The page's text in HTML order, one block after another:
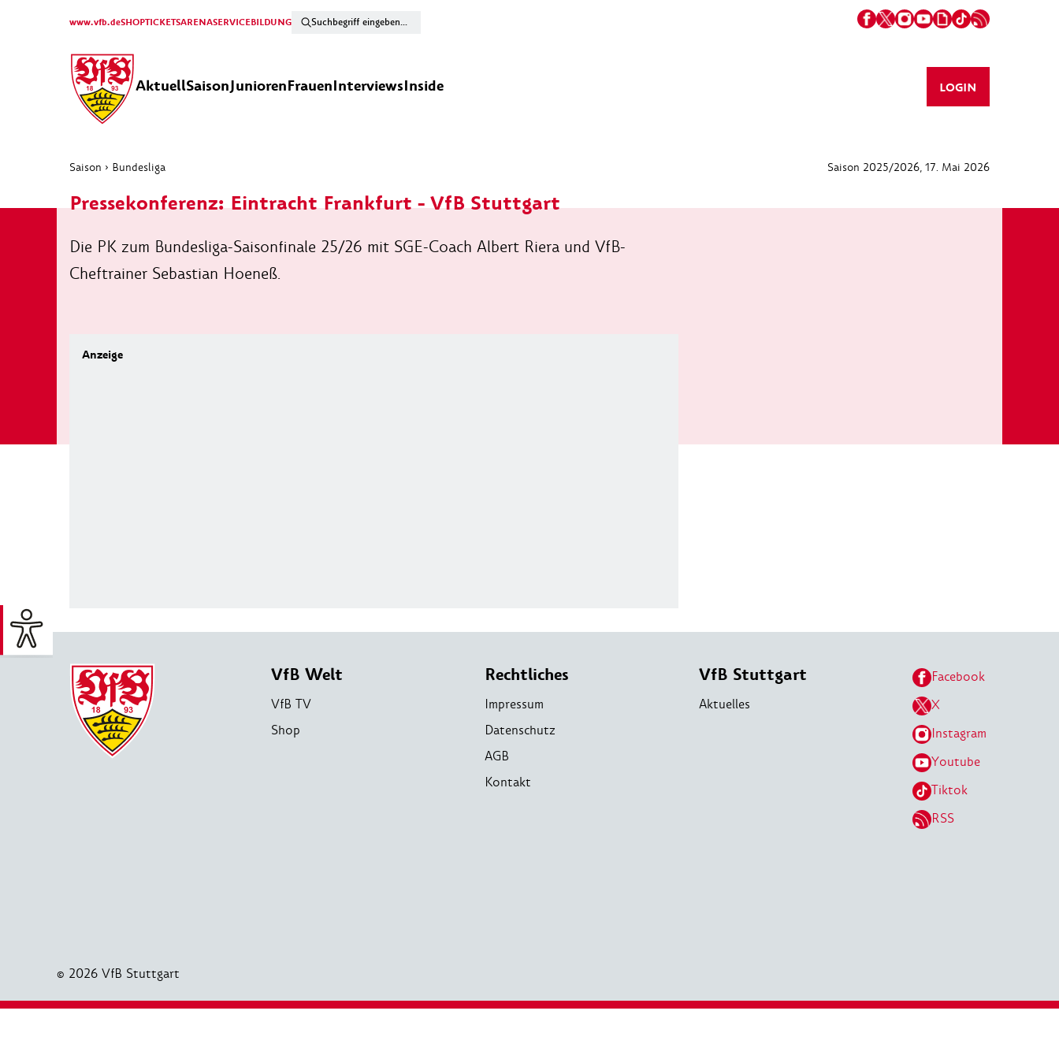
www.vfb.deSHOPTICKETSARENASERVICEBILDUNG
AktuellSaisonJuniorenFrauenInterviewsInside LOGIN
Saison › Bundesliga Saison 2025/2026, 17. Mai 2026
Pressekonferenz: Eintracht Frankfurt - VfB Stuttgart
Die PK zum Bundesliga-Saisonfinale 25/26 mit SGE-Coach Albert Riera und VfB-
Cheftrainer Sebastian Hoeneß.
VfB Welt
VfB TV
Shop
Rechtliches
Impressum
Datenschutz
AGB
Kontakt
VfB Stuttgart
Aktuelles
Facebook
X
Instagram
Youtube
Tiktok
RSS
© 2026 VfB Stuttgart